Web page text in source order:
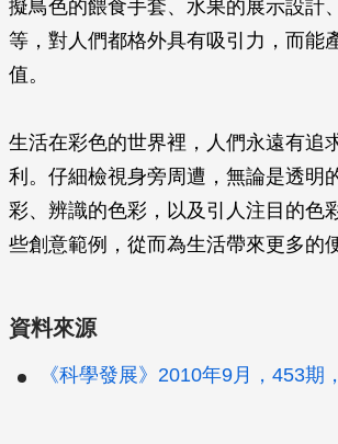
擬鳥色的餵食手套、水果的展示設計
等，對人們都格外具有吸引力，而能
值。
生活在彩色的世界裡，人們永遠有追
利。仔細檢視身旁周遭，無論是透明
彩、辨識的色彩，以及引人注目的色
些創意範例，從而為生活帶來更多的
資料來源
《科學發展》2010年9月，453期